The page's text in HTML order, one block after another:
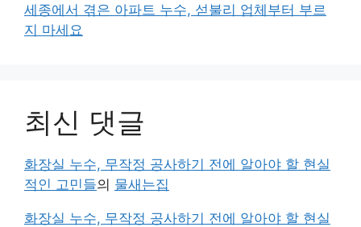
세종에서 겪은 아파트 누수, 섣불리 업체부터 부르
지 마세요
최신 댓글
화장실 누수, 무작정 공사하기 전에 알아야 할 현실
적인 고민들의 물새는집
화장실 누수, 무작정 공사하기 전에 알아야 할 현실